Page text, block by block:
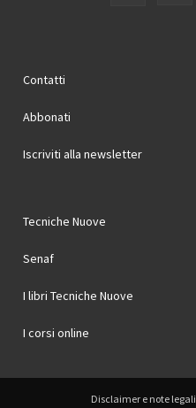
Contatti
Abbonati
Iscriviti alla newsletter
Tecniche Nuove
Senaf
I libri Tecniche Nuove
I corsi online
Disclaimer e note legali